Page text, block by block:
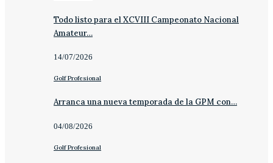
Todo listo para el XCVIII Campeonato Nacional
Amateur…
14/07/2026
Golf Profesional
Arranca una nueva temporada de la GPM con…
04/08/2026
Golf Profesional